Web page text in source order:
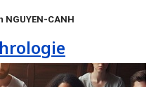
CANH